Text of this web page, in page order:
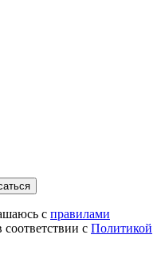
с правилами
соответствии с Политикой